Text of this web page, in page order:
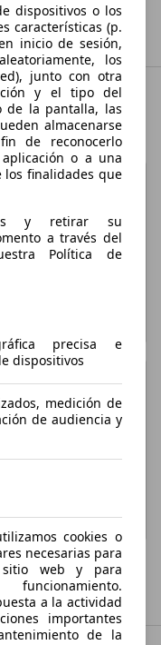
de coches
Audi A3
dispositivos o los
características (p.
inicio de sesión,
los
junto con otra
y el tipo del
de la pantalla, las
almacenarse
de reconocerlo
o a una
los finalidades que
y retirar su
a través del
Política de
precisa e
dispositivos
medición de
de audiencia y
cookies o
necesarias para
sitio web y para
a la actividad
importantes
de la